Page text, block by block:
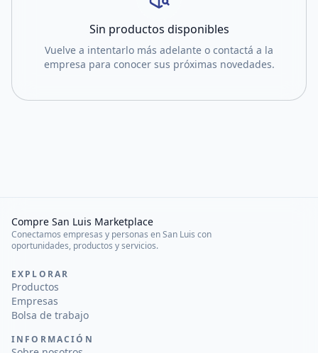
Sin productos disponibles
Vuelve a intentarlo más adelante o contactá a la
empresa para conocer sus próximas novedades.
Compre San Luis Marketplace
Conectamos empresas y personas en San Luis con
oportunidades, productos y servicios.
EXPLORAR
Productos
Empresas
Bolsa de trabajo
INFORMACIÓN